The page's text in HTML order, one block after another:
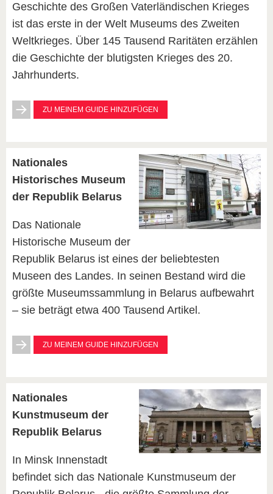
Geschichte des Großen Vaterländischen Krieges
ist das erste in der Welt Museums des Zweiten
Weltkrieges. Über 145 Tausend Raritäten erzählen
die Geschichte der blutigsten Krieges des 20.
Jahrhunderts.
ZU MEINEM GUIDE HINZUFÜGEN
Nationales
Historisches Museum
der Republik Belarus
Das Nationale
Historische Museum der
Republik Belarus ist eines der beliebtesten
Museen des Landes. In seinen Bestand wird die
größte Museumssammlung in Belarus aufbewahrt
– sie beträgt etwa 400 Tausend Artikel.
ZU MEINEM GUIDE HINZUFÜGEN
Nationales
Kunstmuseum der
Republik Belarus
In Minsk Innenstadt
befindet sich das Nationale Kunstmuseum der